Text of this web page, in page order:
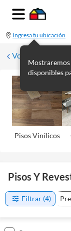
Ingresa tu ubicación
disponibles
Volver
Pisos Viní­licos
Pisos Y
Filtrar (4)